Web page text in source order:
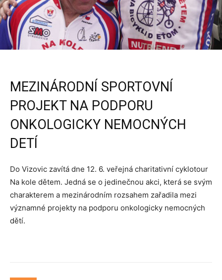
MEZINÁRODNÍ SPORTOVNÍ
PROJEKT NA PODPORU
ONKOLOGICKY NEMOCNÝCH
DETÍ
Do Vizovic zavítá dne 12. 6. veřejná charitativní cyklotour
Na kole dětem. Jedná se o jedinečnou akci, která se svým
charakterem a mezinárodním rozsahem zařadila mezi
významné projekty na podporu onkologicky nemocných
dětí.